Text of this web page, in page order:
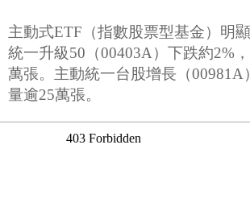
主動式ETF（指數股票型基金）明
統一升級50（00403A）下跌約2%
萬張。主動統一台股增長（00981A
量逾25萬張。